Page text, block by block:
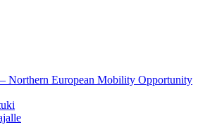
Northern European Mobility Opportunity